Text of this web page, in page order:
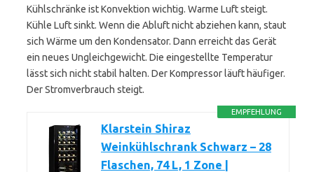
Kühlschränke ist Konvektion wichtig. Warme Luft steigt.
Kühle Luft sinkt. Wenn die Abluft nicht abziehen kann, staut
sich Wärme um den Kondensator. Dann erreicht das Gerät
ein neues Ungleichgewicht. Die eingestellte Temperatur
lässt sich nicht stabil halten. Der Kompressor läuft häufiger.
Der Stromverbrauch steigt.
EMPFEHLUNG
Klarstein Shiraz
Weinkühlschrank Schwarz – 28
Flaschen, 74 L, 1 Zone |